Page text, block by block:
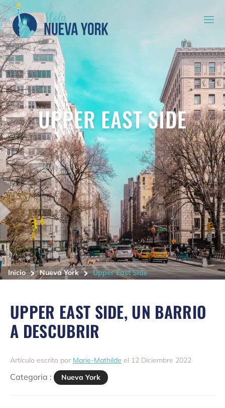
UPPER EAST SIDE
Inicio > Nueva York > Upper East Side
UPPER EAST SIDE, UN BARRIO
A DESCUBRIR
Artículo escrito por Marie-Mathilde el 12 Diciembre 2022
Categoria : Nueva York